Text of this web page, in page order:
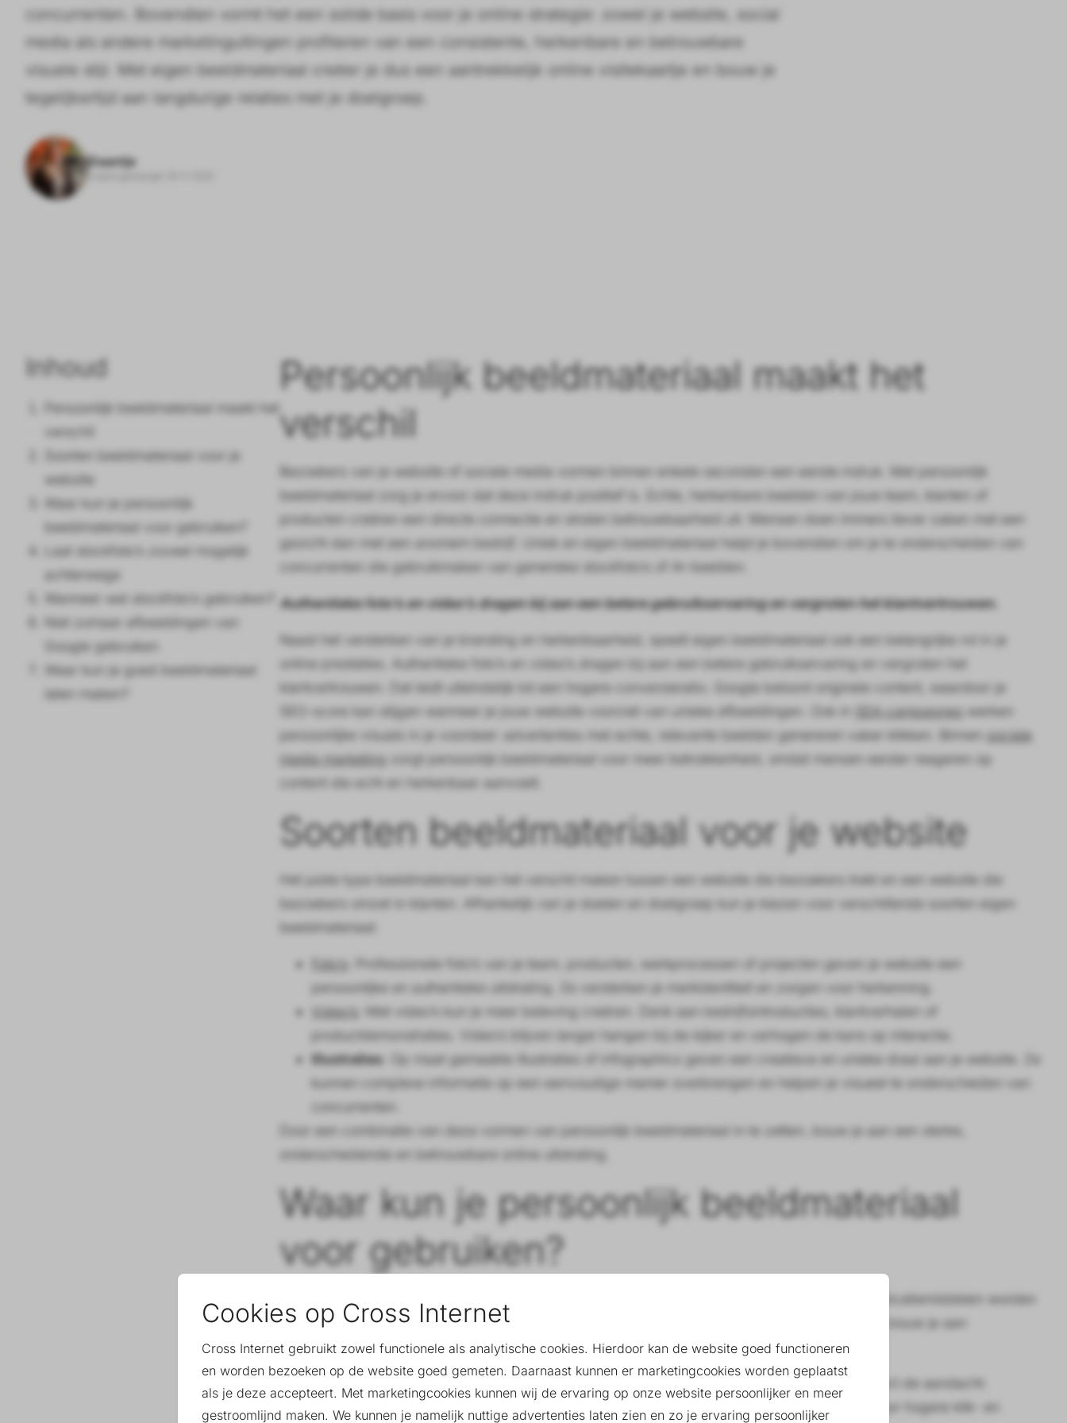
concurrenten. Bovendien vormt het een solide basis voor je online strategie: zowel je website, social
media als andere marketinguitingen profiteren van een consistente, herkenbare en betrouwbare
visuele stijl. Met eigen beeldmateriaal creëer je dus een aantrekkelijk online visitekaartje en bouw je
tegelijkertijd aan langdurige relaties met je doelgroep.
Daantje
Inhoud
Persoonlijk beeldmateriaal maakt het
verschil
Soorten beeldmateriaal voor je
website
Waar kun je persoonlijk
beeldmateriaal voor gebruiken?
Laat stockfoto’s zoveel mogelijk
achterwege
Wanneer wel stockfoto’s gebruiken?
Niet zomaar afbeeldingen van
Google gebruiken
Waar kun je goed beeldmateriaal
laten maken?
Persoonlijk beeldmateriaal maakt het
verschil
Bezoekers van je website of sociale media vormen binnen enkele seconden een eerste indruk. Met persoonlijk
beeldmateriaal zorg je ervoor dat deze indruk positief is. Echte, herkenbare beelden van jouw team, klanten of
producten creëren een directe connectie en stralen betrouwbaarheid uit. Mensen doen immers liever zaken met een
gezicht dan met een anoniem bedrijf. Uniek en eigen beeldmateriaal helpt je bovendien om je te onderscheiden van
concurrenten die gebruikmaken van generieke stockfoto’s of AI-beelden.
Authentieke foto’s en video’s dragen bij aan een betere gebruikservaring en vergroten het klantvertrouwen.
Naast het versterken van je branding en herkenbaarheid, speelt eigen beeldmateriaal ook een belangrijke rol in je
online prestaties. Authentieke foto’s en video’s dragen bij aan een betere gebruikservaring en vergroten het
klantvertrouwen. Dat leidt uiteindelijk tot een hogere conversieratio. Google beloont originele content, waardoor je
SEO-score kan stijgen wanneer je jouw website voorziet van unieke afbeeldingen. Ook in
SEA-campagnes
werken
persoonlijke visuals in je voordeel: advertenties met echte, relevante beelden genereren vaker klikken. Binnen
sociale
media marketing
zorgt persoonlijk beeldmateriaal voor meer betrokkenheid, omdat mensen eerder reageren op
content die echt en herkenbaar aanvoelt.
Soorten beeldmateriaal voor je website
Het juiste type beeldmateriaal kan het verschil maken tussen een website die bezoekers trekt en een website die
bezoekers omzet in klanten. Afhankelijk van je doelen en doelgroep kun je kiezen voor verschillende soorten eigen
beeldmateriaal:
Foto’s
: Professionele foto’s van je team, producten, werkprocessen of projecten geven je website een
persoonlijke en authentieke uitstraling. Ze versterken je merkidentiteit en zorgen voor herkenning.
Video’s
: Met video’s kun je meer beleving creëren. Denk aan bedrijfsintroducties, klantverhalen of
productdemonstraties. Video’s blijven langer hangen bij de kijker en verhogen de kans op interactie.
Illustraties : Op maat gemaakte illustraties of infographics geven een creatieve en unieke draai aan je website. Ze
kunnen complexe informatie op een eenvoudige manier overbrengen en helpen je visueel te onderscheiden van
concurrenten.
Door een combinatie van deze vormen van persoonlijk beeldmateriaal in te zetten, bouw je aan een sterke,
onderscheidende en betrouwbare online uitstraling.
Waar kun je persoonlijk beeldmateriaal
voor gebruiken?
Persoonlijk beeldmateriaal is veelzijdig inzetbaar en kan in vrijwel alle online én offline communicatiemiddelen worden
toegepast. Door consequent eigen beeldmateriaal te gebruiken, versterk je je merkidentiteit en bouw je aan
herkenbaarheid bij je doelgroep.
Advertenties
– In zowel online als offline advertenties trekt authentiek beeldmateriaal direct de aandacht.
Mensen voelen zich sneller aangesproken door echte gezichten en situaties, wat zorgt voor hogere klik- en
Cookies op Cross Internet
Cross Internet gebruikt zowel functionele als analytische cookies. Hierdoor kan de website goed functioneren
en worden bezoeken op de website goed gemeten. Daarnaast kunnen er marketingcookies worden geplaatst
als je deze accepteert. Met marketingcookies kunnen wij de ervaring op onze website persoonlijker en meer
gestroomlijnd maken. We kunnen je namelijk nuttige advertenties laten zien en zo je ervaring persoonlijker